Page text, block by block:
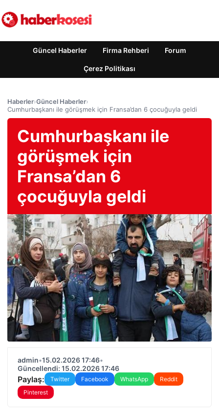
Güncel Haberler Firma Rehberi Forum
Çerez Politikası
Haberler›Güncel Haberler›
Cumhurbaşkanı ile görüşmek için Fransa’dan 6 çocuğuyla geldi
Cumhurbaşkanı ile
görüşmek için
Fransa’dan 6
çocuğuyla geldi
admin•15.02.2026 17:46•
Güncellendi: 15.02.2026 17:46
Paylaş: Twitter Facebook WhatsApp
Reddit
Pinterest